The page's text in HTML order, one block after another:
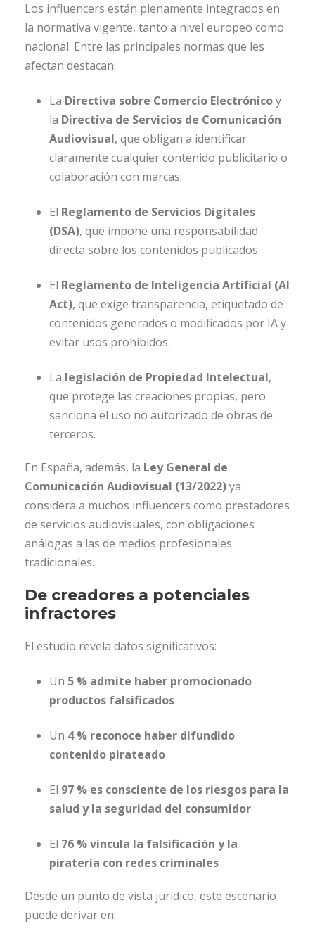
Los influencers están plenamente integrados en
la normativa vigente, tanto a nivel europeo como
nacional. Entre las principales normas que les
afectan destacan:
La Directiva sobre Comercio Electrónicoy
la Directiva de Servicios de Comunicación
Audiovisual, que obligan a identificar
claramente cualquier contenido publicitario o
colaboración con marcas.
El Reglamento de Servicios Digitales
(DSA), que impone una responsabilidad
directa sobre los contenidos publicados.
El Reglamento de Inteligencia Artificial (AI
Act), que exige transparencia, etiquetado de
contenidos generados o modificados por IA y
evitar usos prohibidos.
La legislación de Propiedad Intelectual,
que protege las creaciones propias, pero
sanciona el uso no autorizado de obras de
terceros.
En España, además, la Ley General de
Comunicación Audiovisual (13/2022)ya
considera a muchos influencers como prestadores
de servicios audiovisuales, con obligaciones
análogas a las de medios profesionales
tradicionales.
De creadores a potenciales
infractores
El estudio revela datos significativos:
Un 5 % admite haber promocionado
productos falsificados
Un 4 % reconoce haber difundido
contenido pirateado
El 97 % es consciente de los riesgos para la
salud y la seguridad del consumidor
El 76 % vincula la falsificación y la
piratería con redes criminales
Desde un punto de vista jurídico, este escenario
puede derivar en: